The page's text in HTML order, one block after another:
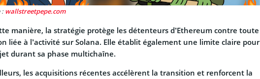
:wallstreetpepe.com
manière, la stratégie protège les détenteurs d’Ethereum contre toute
liée à l’activité sur Solana. Elle établit également une limite claire pour
durant sa phase multichaîne.
les acquisitions récentes accélèrent la transition et renforcent la